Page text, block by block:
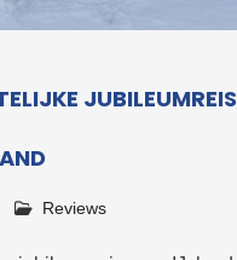
JUBILEUMREIS
Reviews